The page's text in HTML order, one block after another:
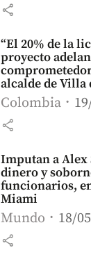
share
“El 20% de la
proyecto
alcalde de Villa
Colombia
share
Imputan a Alex
dinero y
funcionarios,
Miami
Mundo 18/
share